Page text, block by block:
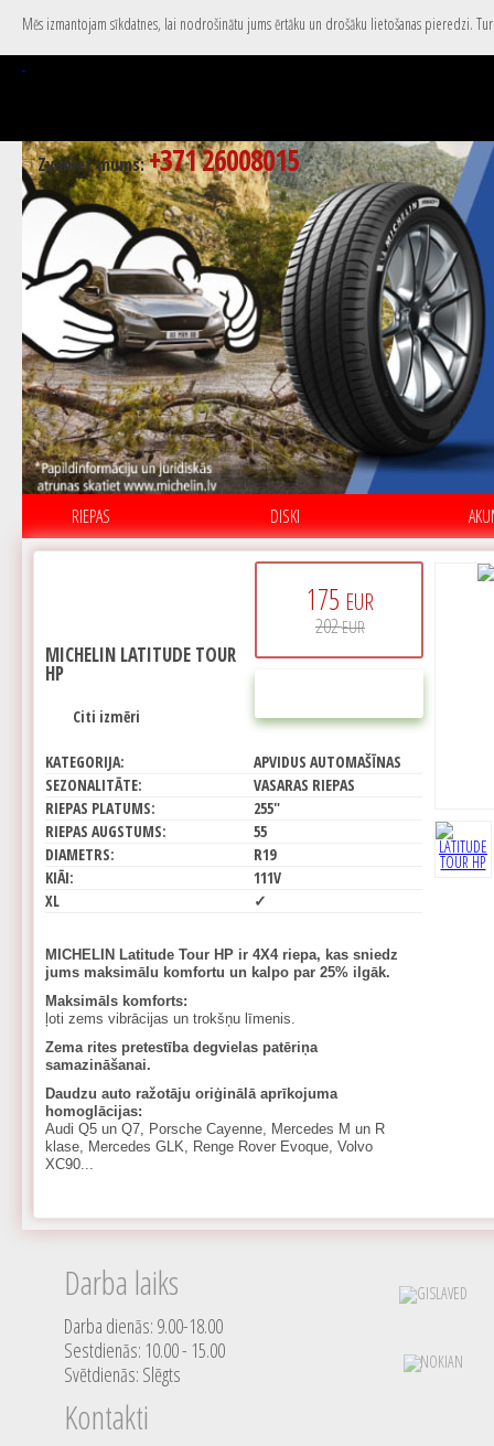
Mēs izmantojam sīkdatnes, lai nodrošinātu jums ērtāku un drošāku lietošanas pieredzi.
Zvaniet mums:+371 26008015
RIEPAS DISKI
175 EUR
202EUR
MICHELIN LATITUDE TOUR
HP
Citi izmēri
KATEGORIJA:
APVIDUS AUTOMAŠĪNAS
SEZONALITĀTE:
VASARAS RIEPAS
RIEPAS PLATUMS:
255"
RIEPAS AUGSTUMS:
55
DIAMETRS:
R19
KIĀI:
111V
XL
✓
MICHELIN Latitude Tour HP ir 4X4 riepa, kas sniedz
jums maksimālu komfortu un kalpo par 25% ilgāk.
Maksimāls komforts:
ļoti zems vibrācijas un trokšņu līmenis.
Zema rites pretestība degvielas patēriņa
samazināšanai.
Daudzu auto ražotāju oriģinālā aprīkojuma
homoglācijas:
Audi Q5 un Q7, Porsche Cayenne, Mercedes M un R
klase, Mercedes GLK, Renge Rover Evoque, Volvo
XC90...
Darba laiks
Darba dienās: 9.00-18.00
Sestdienās: 10.00 - 15.00
Svētdienās: Slēgts
Kontakti